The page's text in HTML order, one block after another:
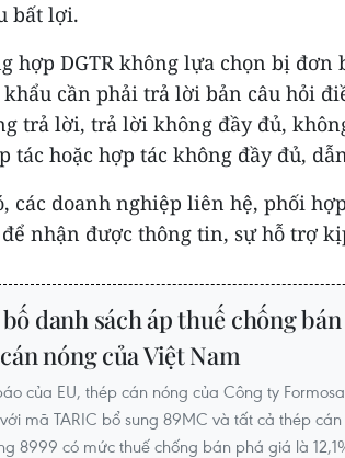
bất lợi.
hợp DGTR không lựa chọn bị đơn
cần phải trả lời bản câu hỏi
trả lời, trả lời không đầy đủ,
tác hoặc hợp tác không đầy đủ,
các doanh nghiệp liên hệ, phối
nhận được thông tin, sự hỗ trợ
danh sách áp thuế chống
nóng của Việt Nam
của EU, thép cán nóng của Công ty
mã TARIC bổ sung 89MC và tất cả thép
8999 có mức thuế chống bán phá giá là